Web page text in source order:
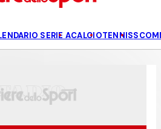
SERIE ACALCIOTENNIS